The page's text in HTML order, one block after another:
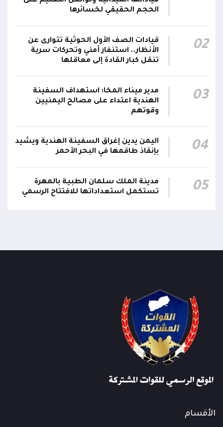
الحجم الحقيقي لخسائرها
02
قيادات الصف الأول الحوثية تتوارى عن
الأنظار.. استنفار أمني وتحركات سرية
تنقل كبار القادة إلى معاقلها
03
مدير ميناء المخا: استهداف السفينة
الهندية اعتداء على مصالح اليمنيين
وقوتهم
04
اليمن يدين إغراق السفينة الهندية ويشيد
بإنقاذ طاقمها في البحر الأحمر
05
مدينة الملك سلمان الطبية بالمهرة
تستكمل استعداداتها للافتتاح الرسمي
الأقسام